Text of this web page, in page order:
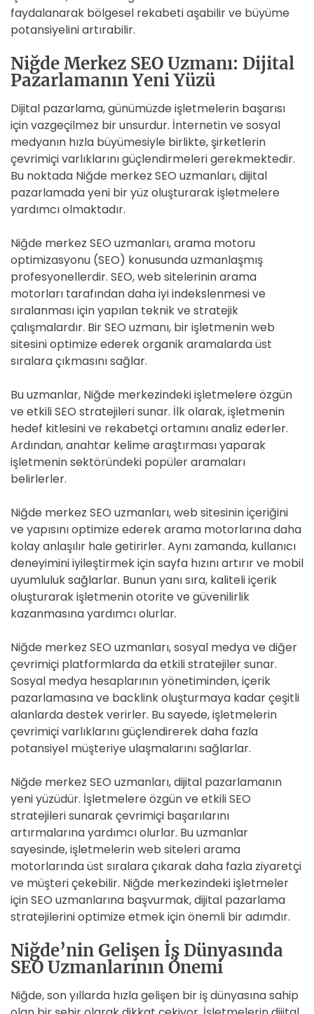
faydalanarak bölgesel rekabeti aşabilir ve büyüme
potansiyelini artırabilir.
Niğde Merkez SEO Uzmanı: Dijital
Pazarlamanın Yeni Yüzü
Dijital pazarlama, günümüzde işletmelerin başarısı
için vazgeçilmez bir unsurdur. İnternetin ve sosyal
medyanın hızla büyümesiyle birlikte, şirketlerin
çevrimiçi varlıklarını güçlendirmeleri gerekmektedir.
Bu noktada Niğde merkez SEO uzmanları, dijital
pazarlamada yeni bir yüz oluşturarak işletmelere
yardımcı olmaktadır.
Niğde merkez SEO uzmanları, arama motoru
optimizasyonu (SEO) konusunda uzmanlaşmış
profesyonellerdir. SEO, web sitelerinin arama
motorları tarafından daha iyi indekslenmesi ve
sıralanması için yapılan teknik ve stratejik
çalışmalardır. Bir SEO uzmanı, bir işletmenin web
sitesini optimize ederek organik aramalarda üst
sıralara çıkmasını sağlar.
Bu uzmanlar, Niğde merkezindeki işletmelere özgün
ve etkili SEO stratejileri sunar. İlk olarak, işletmenin
hedef kitlesini ve rekabetçi ortamını analiz ederler.
Ardından, anahtar kelime araştırması yaparak
işletmenin sektöründeki popüler aramaları
belirlerler.
Niğde merkez SEO uzmanları, web sitesinin içeriğini
ve yapısını optimize ederek arama motorlarına daha
kolay anlaşılır hale getirirler. Aynı zamanda, kullanıcı
deneyimini iyileştirmek için sayfa hızını artırır ve mobil
uyumluluk sağlarlar. Bunun yanı sıra, kaliteli içerik
oluşturarak işletmenin otorite ve güvenilirlik
kazanmasına yardımcı olurlar.
Niğde merkez SEO uzmanları, sosyal medya ve diğer
çevrimiçi platformlarda da etkili stratejiler sunar.
Sosyal medya hesaplarının yönetiminden, içerik
pazarlamasına ve backlink oluşturmaya kadar çeşitli
alanlarda destek verirler. Bu sayede, işletmelerin
çevrimiçi varlıklarını güçlendirerek daha fazla
potansiyel müşteriye ulaşmalarını sağlarlar.
Niğde merkez SEO uzmanları, dijital pazarlamanın
yeni yüzüdür. İşletmelere özgün ve etkili SEO
stratejileri sunarak çevrimiçi başarılarını
artırmalarına yardımcı olurlar. Bu uzmanlar
sayesinde, işletmelerin web siteleri arama
motorlarında üst sıralara çıkarak daha fazla ziyaretçi
ve müşteri çekebilir. Niğde merkezindeki işletmeler
için SEO uzmanlarına başvurmak, dijital pazarlama
stratejilerini optimize etmek için önemli bir adımdır.
Niğde’nin Gelişen İş Dünyasında
SEO Uzmanlarının Önemi
Niğde, son yıllarda hızla gelişen bir iş dünyasına sahip